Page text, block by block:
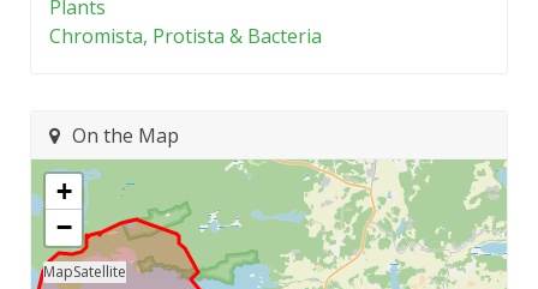
Plants
Chromista, Protista & Bacteria
On the Map
+
−